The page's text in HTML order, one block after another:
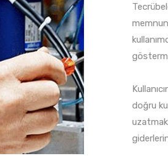
doğru